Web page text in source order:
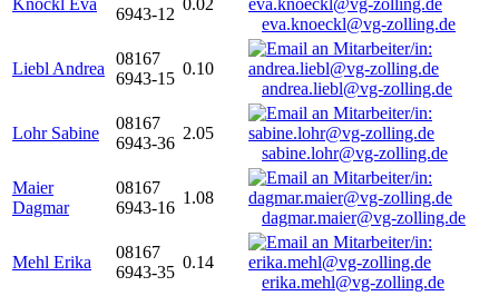
Knöckl Eva
6943-12
0.02
eva.knoeckl@vg-zolling.de
Liebl Andrea
08167
6943-15
0.10
andrea.liebl@vg-zolling.de
Lohr Sabine
08167
6943-36
2.05
sabine.lohr@vg-zolling.de
Maier
Dagmar
08167
6943-16
1.08
dagmar.maier@vg-zolling.de
Mehl Erika
08167
6943-35
0.14
erika.mehl@vg-zolling.de